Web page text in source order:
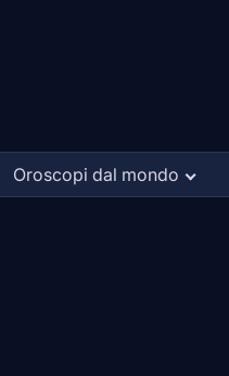
Oroscopi dal mondo